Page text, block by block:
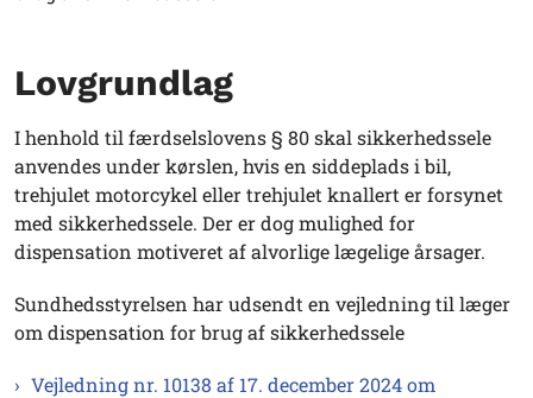
Lovgrundlag
I henhold til færdselslovens § 80 skal sikkerhedssele
anvendes under kørslen, hvis en siddeplads i bil,
trehjulet motorcykel eller trehjulet knallert er forsynet
med sikkerhedssele. Der er dog mulighed for
dispensation motiveret af alvorlige lægelige årsager.
Sundhedsstyrelsen har udsendt en vejledning til læger
om dispensation for brug af sikkerhedssele
Vejledning nr. 10138 af 17. december 2024 om